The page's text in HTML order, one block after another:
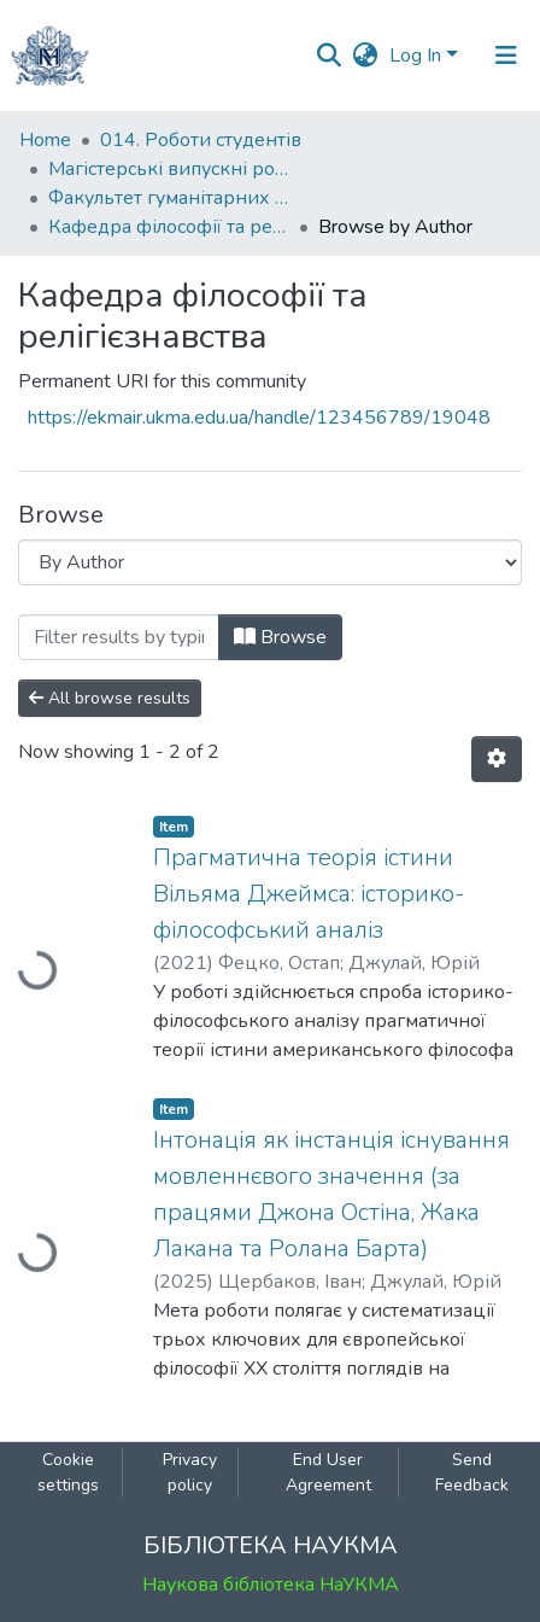
Log In
Communities
&
Collections
All of DSpace
Home
014. Роботи студентів
Магістерські випускні роботи
Факультет гуманітарних наук
Кафедра філософії та релігієзнавства
Browse by Author
Кафедра філософії та
релігієзнавства
Permanent URI for this community
https://ekmair.ukma.edu.ua/handle/123456789/19048
Browse
Browsing Кафедра філософії та
Browse
All browse results
Now showing 1 - 2 of 2
Loading...
Item
Прагматична теорія істини
Вільяма Джеймса: історико-
філософський аналіз
(2021) Фецко, Остап; Джулай, Юрій
У роботі здійснюється спроба історико-
філософського аналізу прагматичної
теорії істини американського філософа
Висвітлюються особливості біографії, які
вплинули на формування вчення, а
також прагматичні доктрини колег-
попередників, елементи яких були
перейняті Джеймсом. На основі праць
"Pragmatism", "The Meaning of Truth" та ін.
здійснюється реконструкція концепції
істини філософа, виокремлюються її
основні положення та особливості.
Прослідковуються деякі основні
тлумачень та експлікацій від початку ХХ
– до ХХІ століття.
Loading...
Item
Інтонація як інстанція існування
мовленнєвого значення (за
працями Джона Остіна, Жака
Лакана та Ролана Барта)
(2025) Щербаков, Іван; Джулай, Юрій
Мета роботи полягає у систематизації
трьох ключових для європейської
філософії XX століття поглядів на
незалежно від змісту висловлювання, та
в уможливленні ствердження
інтелектуальних умовах сьогодення.
Cookie
settings
Privacy
policy
End User
Agreement
Send
Feedback
БІБЛІОТЕКА НАУКМА
Наукова бібліотека НаУКМА